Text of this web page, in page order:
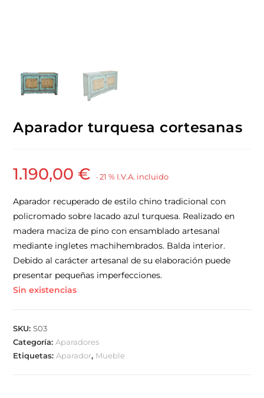
Aparador turquesa cortesanas
1.190,00€ · 21 % I.V.A. incluido
Aparador recuperado de estilo chino tradicional con
policromado sobre lacado azul turquesa. Realizado en
madera maciza de pino con ensamblado artesanal
mediante ingletes machihembrados. Balda interior.
Debido al carácter artesanal de su elaboración puede
presentar pequeñas imperfecciones.
Sin existencias
SKU:S03
Categoría:Aparadores
Etiquetas:Aparador, Mueble